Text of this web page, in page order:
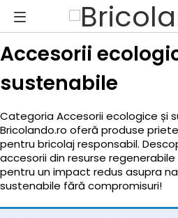
Accesorii
sustenabile
Categoria Accesorii ecologice și
Bricolando.ro oferă produse
pentru bricolaj responsabil.
accesorii din resurse
pentru un impact redus asupra
sustenabile fără compromisuri!